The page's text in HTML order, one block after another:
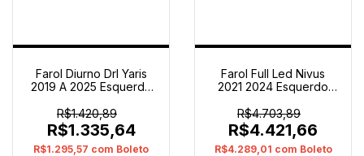
Farol Diurno Drl Yaris
2019 A 2025 Esquerdo
Esquerdo/motorista
R$1.420,89
R$1.335,64
R$1.295,57 com Boleto
Farol Full Led Nivus
2021 2024 Esquerdo
Esquerdo/motorista
R$4.703,89
R$4.421,66
R$4.289,01 com Boleto